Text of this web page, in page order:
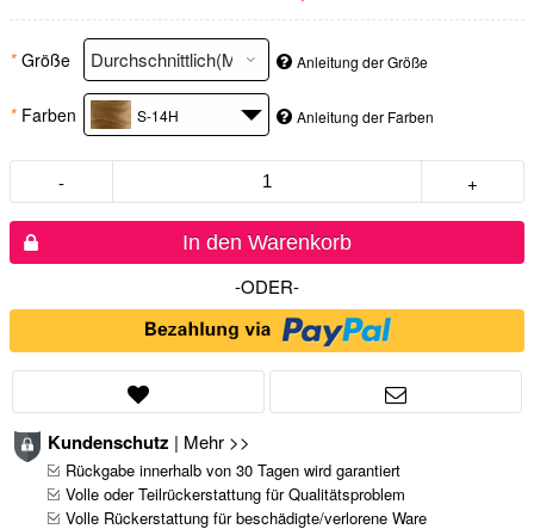
* Größe Anleitung der Größe
* Farben S-14H Anleitung der Farben
- +
In den Warenkorb
-ODER-
Kundenschutz | Mehr >>
Rückgabe innerhalb von 30 Tagen wird garantiert
Volle oder Teilrückerstattung für Qualitätsproblem
Volle Rückerstattung für beschädigte/verlorene Ware